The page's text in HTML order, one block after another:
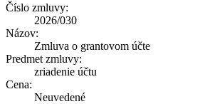
Číslo zmluvy:
2026/030
Názov:
Zmluva o grantovom účte
Predmet zmluvy:
zriadenie účtu
Cena:
Neuvedené